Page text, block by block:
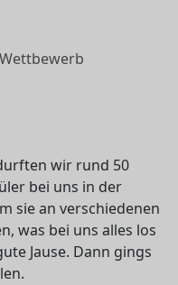
wir rund 50
bei uns in der
sie an verschiedenen
was bei uns alles los
Jause. Dann gings